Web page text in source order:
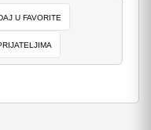
U FAVORITE